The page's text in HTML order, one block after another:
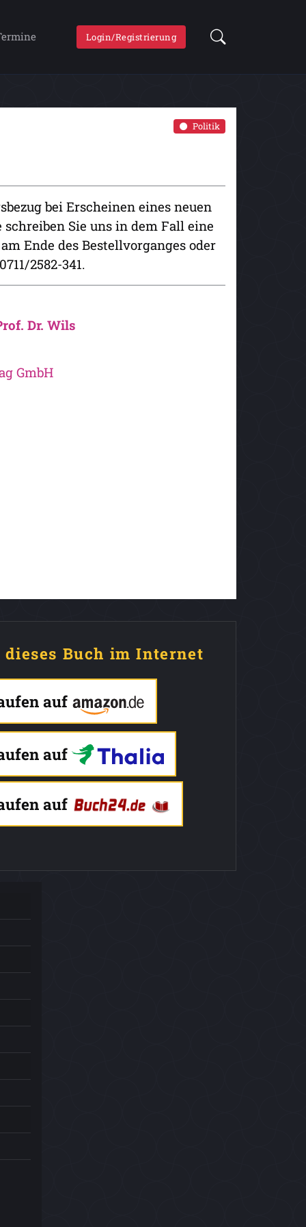
Login/Registrierung
Politik
bei Erscheinen eines neuen
Sie uns in dem Fall eine
Ende des Bestellvorganges oder
2582-341.
Dr. Wils
GmbH
dieses Buch im Internet
auf
auf
auf